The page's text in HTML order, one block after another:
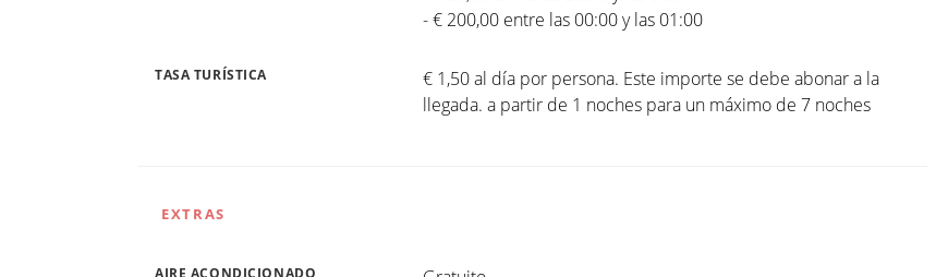
- € 200,00 entre las 00:00 y las 01:00
TASA TURÍSTICA
€ 1,50 al día por persona. Este importe se debe abonar a la
llegada. a partir de 1 noches para un máximo de 7 noches
EXTRAS
AIRE ACONDICIONADO